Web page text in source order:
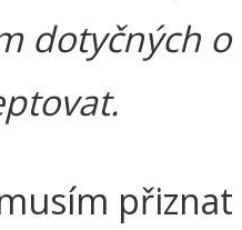
dotyčných o